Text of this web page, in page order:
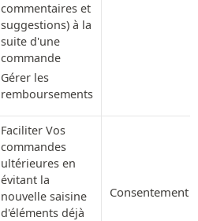
commentaires et
suggestions) à la
suite d'une
commande
Gérer les
remboursements
Faciliter Vos
commandes
ultérieures en
évitant la
nouvelle saisine
d'éléments déjà
Consentement